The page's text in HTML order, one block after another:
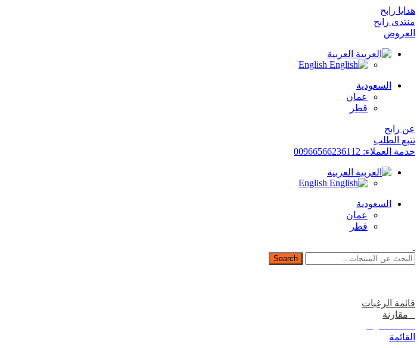
هدايا رابح
منتدى رابح
العروض
العربية
English
السعودية
عمان
قطر
عن رابح
تتبع الطلب
خدمة العملاء: 00966566236112
العربية
English
السعودية
عمان
قطر
Search
قائمة الرغبات
مقارنة
القائمة